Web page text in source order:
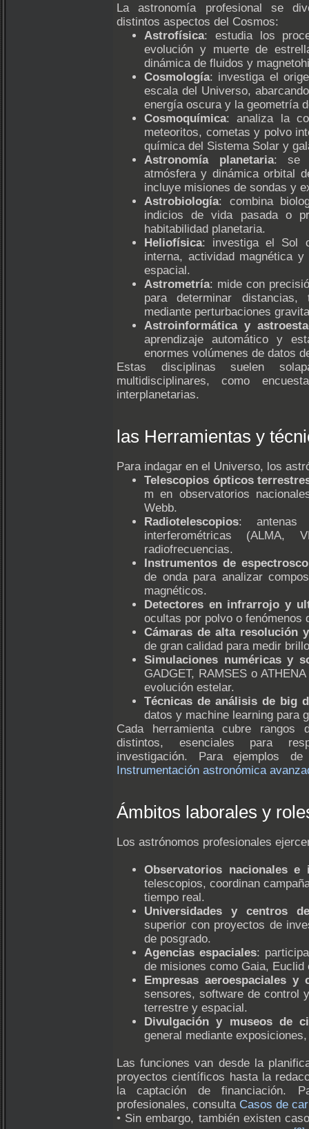
La astronomía profesional se
distintos aspectos del Cosmos:
Astrofísica: estudia los
evolución y muerte de
dinámica de fluidos y
Cosmología: investiga el
escala del Universo,
energía oscura y la geometría
Cosmoquímica: analiza la
meteoritos, cometas y polvo
química del Sistema Solar y
Astronomía planetaria: se
atmósfera y dinámica orbital
incluye misiones de sondas y
Astrobiología: combina
indicios de vida pasada o
habitabilidad planetaria.
Heliofísica: investiga el Sol
interna, actividad magnética
espacial.
Astrometría: mide con
para determinar distancias,
mediante perturbaciones
Astroinformática y
aprendizaje automático y
enormes volúmenes de datos
Estas disciplinas suelen
multidisciplinares, como
interplanetarias.
las Herramientas y
Para indagar en el Universo, los
Telescopios ópticos
m en observatorios
Webb.
Radiotelescopios: antenas
interferométricas
radiofrecuencias.
Instrumentos de
de onda para analizar
magnéticos.
Detectores en infrarrojo y
ocultas por polvo o fenómenos
Cámaras de alta resolución
de gran calidad para medir
Simulaciones numéricas y
GADGET, RAMSES o
evolución estelar.
Técnicas de análisis de big
datos y machine learning para
Cada herramienta cubre
distintos, esenciales para
investigación. Para ejemplos
Instrumentación astronómica
Ámbitos laborales y
Los astrónomos profesionales
Observatorios nacionales e
telescopios, coordinan
tiempo real.
Universidades y centros
superior con proyectos de
de posgrado.
Agencias espaciales:
de misiones como Gaia,
Empresas aeroespaciales y
sensores, software de control
terrestre y espacial.
Divulgación y museos de
general mediante
Las funciones van desde la
proyectos científicos hasta la
la captación de financiación.
profesionales, consulta Casos de
• Sin embargo, también existen